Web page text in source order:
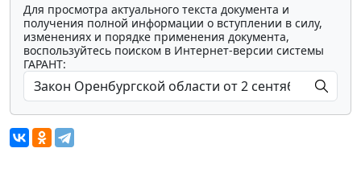
Для просмотра актуального текста документа и
получения полной информации о вступлении в силу,
изменениях и порядке применения документа,
воспользуйтесь поиском в Интернет-версии системы
ГАРАНТ: